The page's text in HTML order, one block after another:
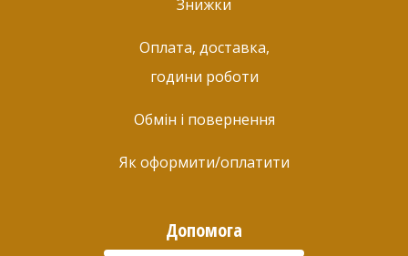
Знижки
Оплата, доставка,
години роботи
Обмін і повернення
Як оформити/оплатити
Допомога